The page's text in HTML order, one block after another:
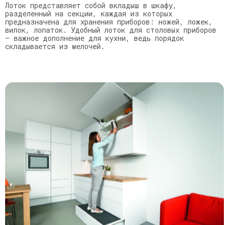
Лоток представляет собой вкладыш в шкафу,
разделенный на секции, каждая из которых
предназначена для хранения приборов: ножей, ложек,
вилок, лопаток. Удобный лоток для столовых приборов
— важное дополнение для кухни, ведь порядок
складывается из мелочей.